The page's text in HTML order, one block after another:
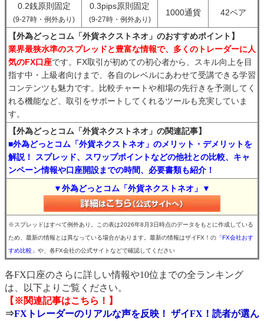
0.2銭原則固定
(9-27時・例外あり)
0.3pips原則固定
(9-27時・例外あり)
1000通貨 42ペア
【外為どっとコム「外貨ネクストネオ」のおすすめポイント】
業界最狭水準のスプレッドと豊富な情報で、多くのトレーダーに人
気のFX口座です。FX取引が初めての初心者から、スキル向上を目
指す中・上級者向けまで、各自のレベルにあわせて受講できる学習
コンテンツも魅力です。比較チャートや相場の先行きを予測してく
れる機能など、取引をサポートしてくれるツールも充実していま
す。
【外為どっとコム「外貨ネクストネオ」の関連記事】
■外為どっとコム「外貨ネクストネオ」のメリット・デメリットを
解説！ スプレッド、スワップポイントなどの他社との比較、キャ
ンペーン情報や口座開設までの時間、必要書類も紹介！
▼外為どっとコム「外貨ネクストネオ」▼
※スプレッドはすべて例外あり。この表は2026年8月3日時点のデータをもとに作成している
ため、最新の情報とは異なっている場合があります。最新の情報はザイFX！の 「FX会社おす
すめ比較」 や、各FX会社の公式サイトなどで確認してください
各FX口座のさらに詳しい情報や10位までの全ランキング
は、以下よりご覧ください。
【※関連記事はこちら！】
⇒FXトレーダーのリアルな声を反映！ ザイFX！読者が選ん